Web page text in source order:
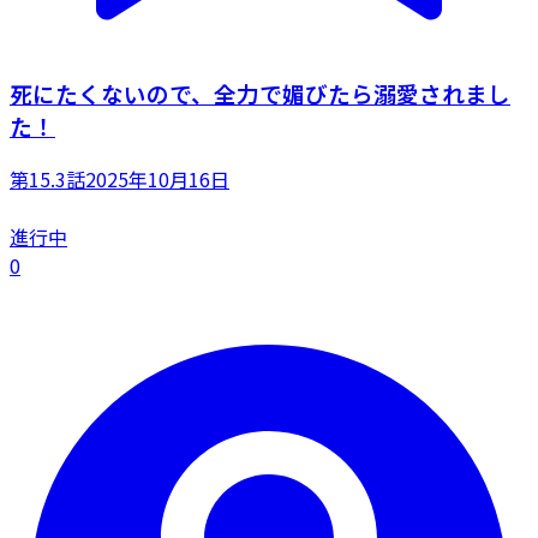
死にたくないので、全力で媚びたら溺愛されまし
た！
第15.3話2025年10月16日
進行中
0